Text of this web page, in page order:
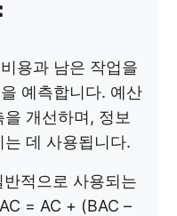
용과 남은 작업을
예측합니다. 예산
개선하며, 정보
데 사용됩니다.
적으로 사용되는
= AC + (BAC –